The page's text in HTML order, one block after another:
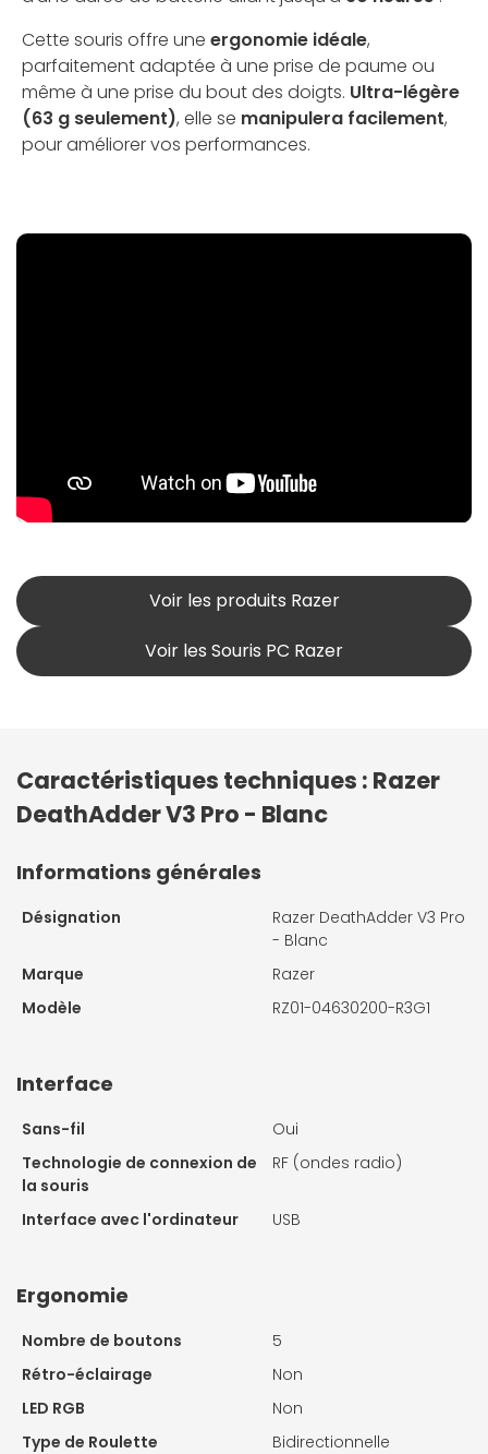
Cette souris offre une ergonomie idéale,
parfaitement adaptée à une prise de paume ou
même à une prise du bout des doigts. Ultra-légère
(63 g seulement), elle se manipulera facilement,
pour améliorer vos performances.
Voir les produits Razer
Voir les Souris PC Razer
Caractéristiques techniques : Razer
DeathAdder V3 Pro - Blanc
Informations générales
Désignation
Razer DeathAdder V3 Pro
- Blanc
Marque
Razer
Modèle
RZ01-04630200-R3G1
Interface
Sans-fil
Oui
Technologie de connexion de
la souris
RF (ondes radio)
Interface avec l'ordinateur USB
Ergonomie
Nombre de boutons
5
Rétro-éclairage
Non
LED RGB
Non
Type de Roulette
Bidirectionnelle